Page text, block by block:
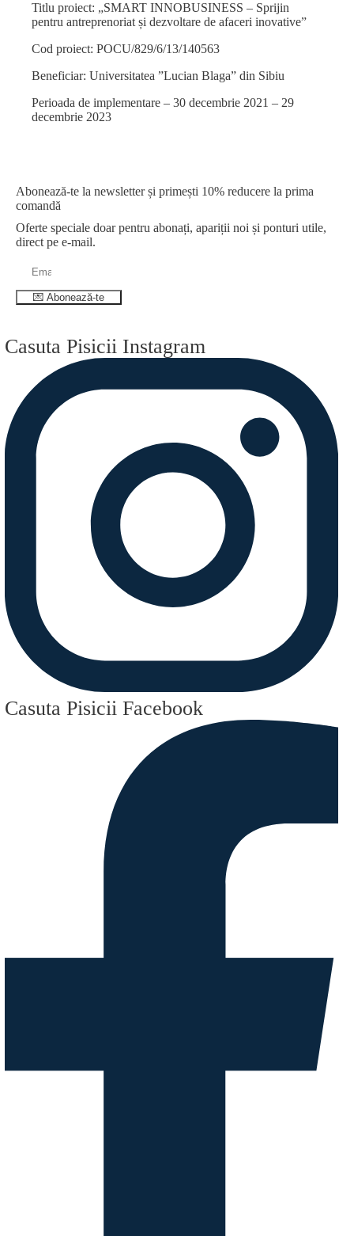
Titlu proiect: „SMART INNOBUSINESS – Sprijin
pentru antreprenoriat și dezvoltare de afaceri inovative”
Cod proiect: POCU/829/6/13/140563
Beneficiar: Universitatea ”Lucian Blaga” din Sibiu
Perioada de implementare – 30 decembrie 2021 – 29
decembrie 2023
Abonează-te la newsletter și primești 10% reducere la prima
comandă
Oferte speciale doar pentru abonați, apariții noi și ponturi utile,
direct pe e-mail.
💌 Abonează-te
Casuta Pisicii Instagram
Casuta Pisicii Facebook